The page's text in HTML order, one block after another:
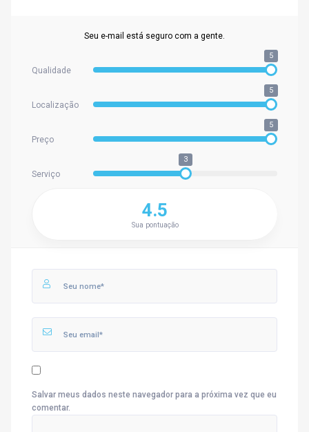
Seu e-mail está seguro com a gente.
Qualidade
5
Localização
5
Preço
5
Serviço
3
4.5
Sua pontuação
Salvar meus dados neste navegador para a próxima vez que eu
comentar.